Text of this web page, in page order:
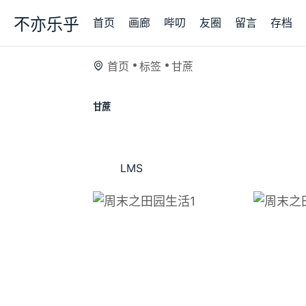
不亦乐乎 首页 画廊 哔叨 友圈 留言 存档
首页 标签 甘蔗
甘蔗
LMS